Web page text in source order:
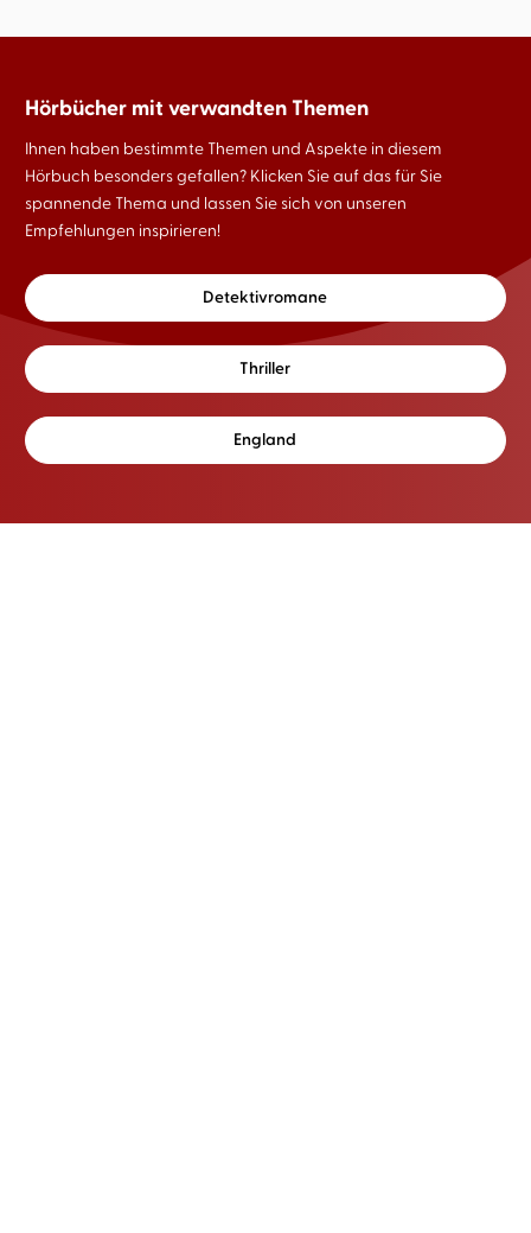
Hörbücher mit verwandten Themen
Ihnen haben bestimmte Themen und Aspekte in diesem
Hörbuch besonders gefallen? Klicken Sie auf das für Sie
spannende Thema und lassen Sie sich von unseren
Empfehlungen inspirieren!
Detektivromane
Thriller
England